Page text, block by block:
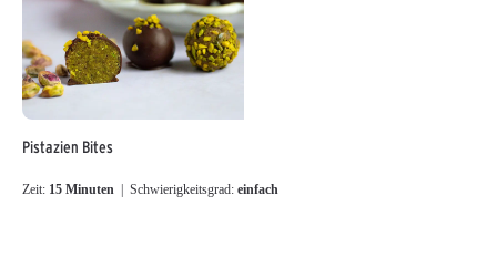
Pistazien Bites
Zeit: 15 Minuten | Schwierigkeitsgrad: einfach